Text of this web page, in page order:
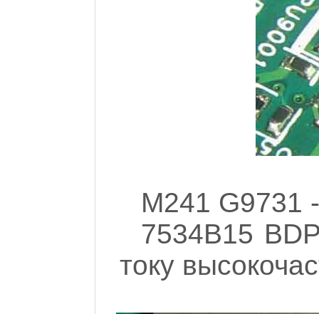
M241 G9731
7534B15
току